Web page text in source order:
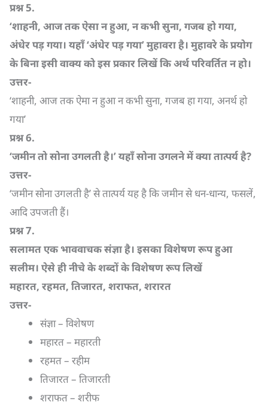
प्रश्न5.
‘शाहनी, आज तक ऐसा न हुआ, न कभी सुना, गजब हो गया,
अंधेर पड़ गया। यहाँ ‘अंधेर पड़ गया’ मुहावरा है। मुहावरे के प्रयोग
के बिना इसी वाक्य को इस प्रकार लिखें कि अर्थ परिवर्तित न हो।
उत्तर-
‘शाहनी, आज तक ऐमा न हुआ न कभी सुना, गजब हा गया, अनर्थ हो
गया’
प्रश्न6.
‘जमीन तो सोना उगलती है।’ यहाँ सोना उगलने में क्या तात्पर्य है?
उत्तर-
‘जमीन सोना उगलती है’ से तात्पर्य यह है कि जमीन से धन-धान्य, फसलें,
आदि उपजती हैं।
प्रश्न7.
सलामत एक भाववाचक संज्ञा है। इसका विशेषण रूप हुआ
सलीम। ऐसे ही नीचे के शब्दों के विशेषण रूप लिखें
महारत, रहमत, तिजारत, शराफत, शरारत
उत्तर-
संज्ञा – विशेषण
महारत – महारती
रहमत – रहीम
तिजारत – तिजारती
शराफत – शरीफ